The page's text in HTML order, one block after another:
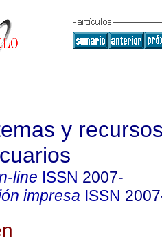
y
line ISSN 2007-
impresa ISSN